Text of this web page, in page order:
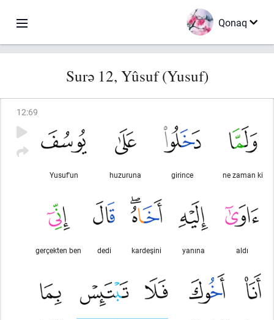
Qonaq
Surə 12, Yûsuf (Yusuf)
12:69
ne zaman ki
girince
huzuruna
Yusuf'un
aldı
yanına
kardeşini
dedi
gerçekten ben